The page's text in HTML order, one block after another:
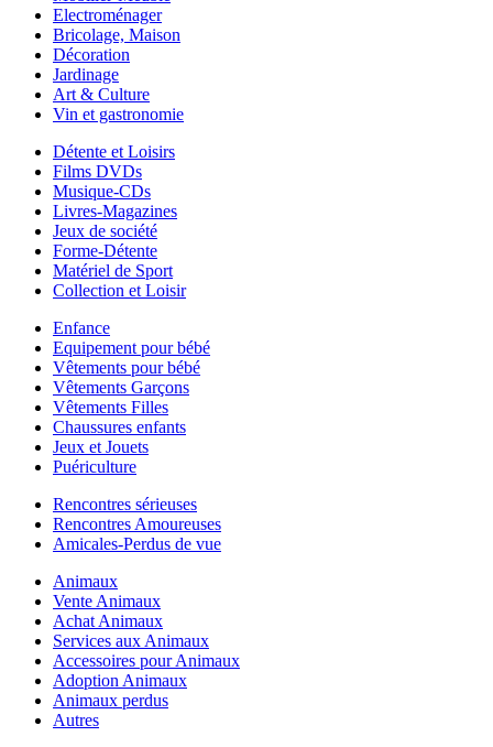
Electroménager
Bricolage, Maison
Décoration
Jardinage
Art & Culture
Vin et gastronomie
Détente et Loisirs
Films DVDs
Musique-CDs
Livres-Magazines
Jeux de société
Forme-Détente
Matériel de Sport
Collection et Loisir
Enfance
Equipement pour bébé
Vêtements pour bébé
Vêtements Garçons
Vêtements Filles
Chaussures enfants
Jeux et Jouets
Puériculture
Rencontres sérieuses
Rencontres Amoureuses
Amicales-Perdus de vue
Animaux
Vente Animaux
Achat Animaux
Services aux Animaux
Accessoires pour Animaux
Adoption Animaux
Animaux perdus
Autres